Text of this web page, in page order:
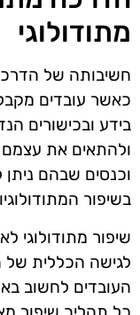
מתודולוגי
חשיבותה של
כאשר עובדים
בידע ובכישורים
ולהתאים את עצמם
וכנסים שבהם
בשיפור
שיפור מתודולוגי
לגישה הכללית של
העובדים לחשוב